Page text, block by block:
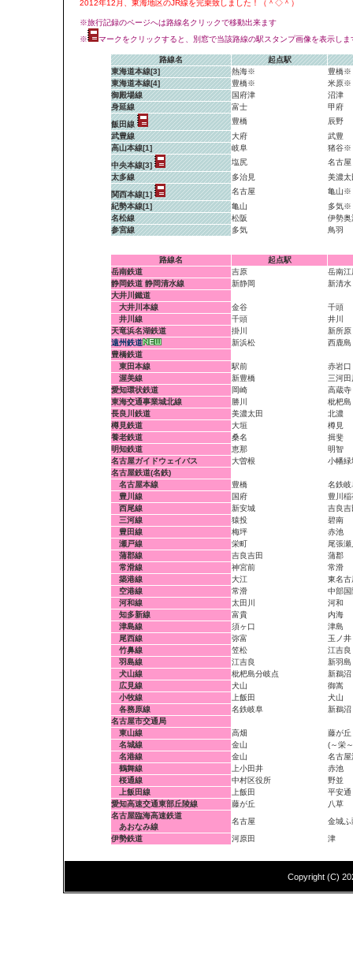
2012年12月、東海地区のJR線を完乗致しました！（＾◇＾）
※旅行記録のページへは路線名クリックで移動出来ます
※
マークをクリックすると、別窓で当該路線の駅スタンプ画像を表示しま
路線名
起点駅
東海道本線[3]
熱海※
豊橋※
東海道本線[4]
豊橋※
米原※
御殿場線
国府津
沼津
身延線
富士
甲府
飯田線
豊橋
辰野
武豊線
大府
武豊
高山本線[1]
岐阜
猪谷※
中央本線[3]
塩尻
名古屋
太多線
多治見
美濃太
関西本線[1]
名古屋
亀山※
紀勢本線[1]
亀山
多気※
名松線
松阪
伊勢奥
参宮線
多気 鳥羽
路線名
起点駅
岳南鉄道
吉原
岳南江
静岡鉄道 静岡清水線
新静岡
新清水
大井川鐵道
大井川本線
金谷
千頭
井川線
千頭
井川
天竜浜名湖鉄道
掛川
新所原
遠州鉄道
新浜松
西鹿島
豊橋鉄道
東田本線
駅前
赤岩口
渥美線
新豊橋
三河田
愛知環状鉄道
岡崎
高蔵寺
東海交通事業城北線
勝川
枇杷島
長良川鉄道
美濃太田
北濃
樽見鉄道
大垣
樽見
養老鉄道
桑名
揖斐
明知鉄道
恵那
明智
名古屋ガイドウェイバス
大曽根
小幡緑
名古屋鉄道(名鉄)
名古屋本線
豊橋
名鉄岐
豊川線
国府
豊川稲
西尾線
新安城
吉良吉
三河線
猿投
碧南
豊田線
梅坪
赤池
瀬戸線
栄町
尾張瀬
蒲郡線
吉良吉田
蒲郡
常滑線
神宮前
常滑
築港線
大江
東名古
空港線
常滑
中部国
河和線
太田川
河和
知多新線
富貴
内海
津島線
須ヶ口
津島
尾西線
弥富
玉ノ井
竹鼻線
笠松
江吉良
羽島線
江吉良
新羽島
犬山線
枇杷島分岐点
新鵜沼
広見線
犬山
御嵩
小牧線
上飯田
犬山
各務原線
名鉄岐阜
新鵜沼
名古屋市交通局
東山線
高畑
藤が丘
名城線
金山
(～栄
名港線
金山
名古屋
鶴舞線
上小田井
赤池
桜通線
中村区役所
野並
上飯田線
上飯田
平安通
愛知高速交通東部丘陵線
藤が丘
八草
名古屋臨海高速鉄道
あおなみ線
名古屋
金城ふ
伊勢鉄道
河原田 津
Copyright (C)